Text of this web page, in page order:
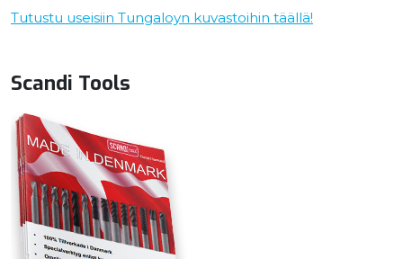
Tutustu useisiin Tungaloyn kuvastoihin täällä!
Scandi Tools